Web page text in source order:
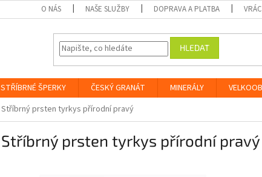
O NÁS NAŠE SLUŽBY DOPRAVA A PLATBA
HLEDAT
STŘÍBRNÉ ŠPERKY ČESKÝ GRANÁT MINERÁLY
Stříbrný prsten tyrkys přírodní pravý
Stříbrný prsten tyrkys přírodní pravý